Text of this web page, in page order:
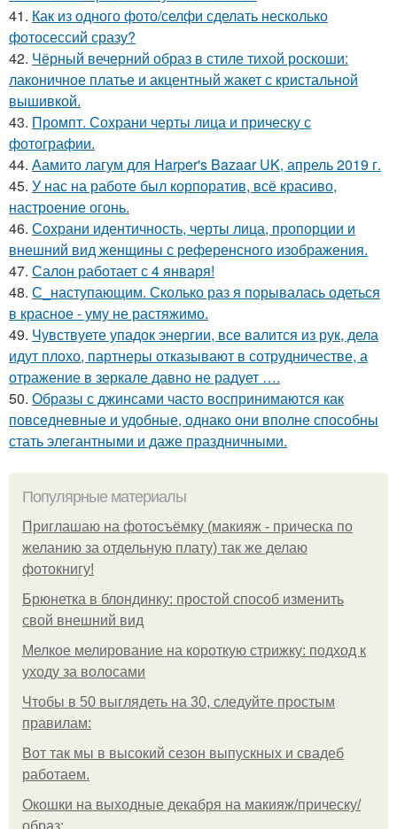
41. Как из одного фото/селфи сделать несколько
фотосессий сразу?
42. Чёрный вечерний образ в стиле тихой роскоши:
лаконичное платье и акцентный жакет с кристальной
вышивкой.
43. Промпт. Сохрани черты лица и прическу с
фотографии.
44. Аамито лагум для Harper's Bazaar UK, апрель 2019 г.
45. У нас на работе был корпоратив, всё красиво,
настроение огонь.
46. Сохрани идентичность, черты лица, пропорции и
внешний вид женщины с референсного изображения.
47. Салон работает с 4 января!
48. С_наступающим. Сколько раз я порывалась одеться
в красное - уму не растяжимо.
49. Чувствуете упадок энергии, все валится из рук, дела
идут плохо, партнеры отказывают в сотрудничестве, а
отражение в зеркале давно не радует ….
50. Образы с джинсами часто воспринимаются как
повседневные и удобные, однако они вполне способны
стать элегантными и даже праздничными.
Популярные материалы
Приглашаю на фотосъёмку (макияж - прическа по
желанию за отдельную плату) так же делаю
фотокнигу!
Брюнетка в блондинку: простой способ изменить
свой внешний вид
Мелкое мелирование на короткую стрижку: подход к
уходу за волосами
Чтобы в 50 выглядеть на 30, следуйте простым
правилам:
Вот так мы в высокий сезон выпускных и свадеб
работаем.
Окошки на выходные декабря на макияж/прическу/